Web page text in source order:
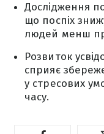
Дослідження
що поспіх
людей менш
Розвиток
сприяє
у стресових
часу.